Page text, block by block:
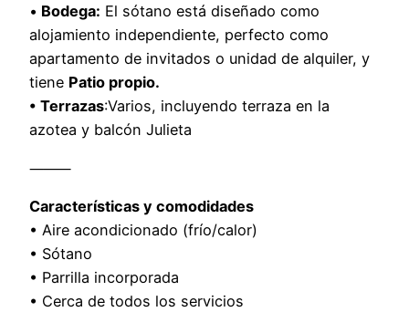
• Bodega: El sótano está diseñado como
alojamiento independiente, perfecto como
apartamento de invitados o unidad de alquiler, y
tiene Patio propio.
• Terrazas:Varios, incluyendo terraza en la
azotea y balcón Julieta
⸻
Características y comodidades
• Aire acondicionado (frío/calor)
• Sótano
• Parrilla incorporada
• Cerca de todos los servicios